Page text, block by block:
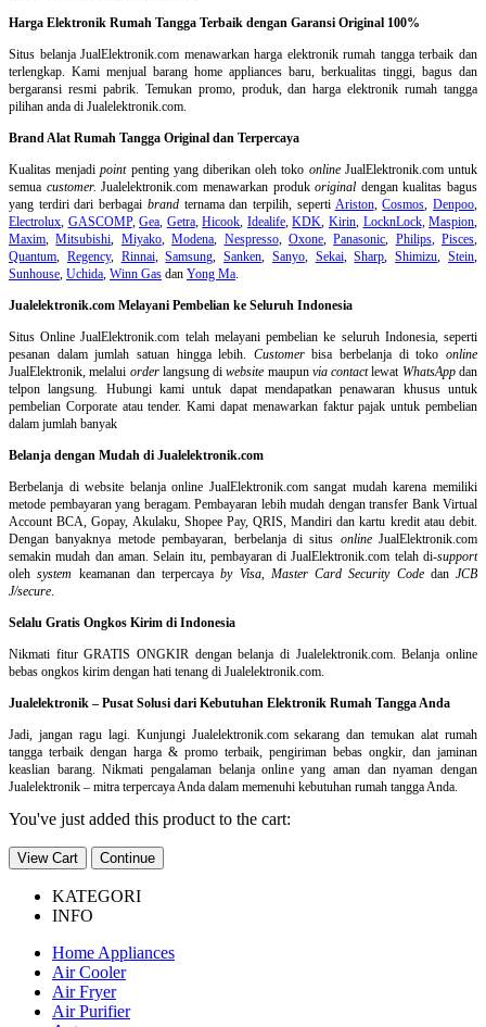
Harga Elektronik Rumah Tangga Terbaik dengan Garansi Original 100%
Situs belanjaJualElektronik.com menawarkan harga elektronik rumah tangga terbaik dan
terlengkap. Kami menjual barang home appliances baru, berkualitas tinggi, bagus dan
bergaransi resmi pabrik. Temukan promo, produk, dan harga elektronik rumah tangga
pilihan anda di Jualelektronik.com.
Brand Alat Rumah Tangga Original dan Terpercaya
Kualitas menjadipointpenting yang diberikan oleh toko onlineJualElektronik.com untuk
semua customer. Jualelektronik.com menawarkan produkoriginal dengan kualitas bagus
yang terdiri dari berbagai brandternama dan terpilih, seperti Ariston,Cosmos,Denpoo,
Electrolux, GASCOMP,Gea, Getra,Hicook, Idealife,KDK, Kirin, LocknLock,Maspion,
Maxim,Mitsubishi, Miyako,Modena, Nespresso, Oxone,Panasonic, Philips, Pisces,
Quantum, Regency, Rinnai,Samsung,Sanken, Sanyo, Sekai,Sharp,Shimizu,Stein,
Sunhouse, Uchida, Winn Gas dan Yong Ma.
Jualelektronik.com Melayani Pembelian ke Seluruh Indonesia
Situs Online JualElektronik.com telah melayani pembelian ke seluruh Indonesia, seperti
pesanan dalam jumlah satuan hingga lebih. Customerbisa berbelanja di tokoonline
JualElektronik, melalui orderlangsung diwebsite maupun via contactlewat WhatsAppdan
telpon langsung. Hubungi kami untuk dapat mendapatkan penawaran khusus untuk
pembelian Corporate atau tender. Kami dapat menawarkan faktur pajak untuk pembelian
dalam jumlah banyak
Belanja dengan Mudah di Jualelektronik.com
Berbelanja diwebsite belanja online JualElektronik.com sangat mudah karena memiliki
metode pembayaran yang beragam. Pembayaran lebih mudah dengan transfer Bank Virtual
Account BCA, Gopay, Akulaku, Shopee Pay, QRIS, Mandiri dan kartu kredit atau debit.
Dengan banyaknya metode pembayaran, berbelanja di situs onlineJualElektronik.com
semakin mudah dan aman. Selain itu, pembayaran di JualElektronik.com telah di-support
olehsystem keamanan dan terpercayaby Visa, Master Card Security Codedan JCB
J/secure.
Selalu Gratis Ongkos Kirim di Indonesia
Nikmati fitur GRATIS ONGKIR dengan belanja di Jualelektronik.com. Belanja online
bebas ongkos kirim dengan hati tenang di Jualelektronik.com.
Jualelektronik – Pusat Solusi dari Kebutuhan Elektronik Rumah Tangga Anda
Jadi, jangan ragu lagi. Kunjungi Jualelektronik.com sekarang dan temukan alat rumah
tangga terbaik dengan harga & promo terbaik, pengiriman bebas ongkir, dan jaminan
keaslian barang. Nikmati pengalaman belanja online yang aman dan nyaman dengan
Jualelektronik – mitra terpercaya Anda dalam memenuhi kebutuhan rumah tangga Anda.
You've just added this product to the cart:
View Cart Continue
KATEGORI
INFO
Home Appliances
Air Cooler
Air Fryer
Air Purifier